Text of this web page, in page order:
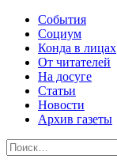
События
Социум
Конда в лицах
От читателей
На досуге
Статьи
Новости
Архив газеты
Найти: